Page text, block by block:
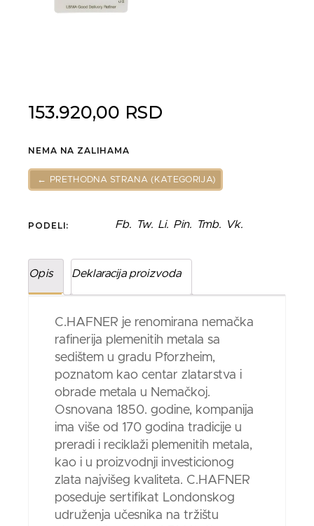
153.920,00 RSD
NEMA NA ZALIHAMA
← PRETHODNA STRANA (KATEGORIJA)
PODELI: Fb. Tw. Li. Pin. Tmb. Vk.
Opis Deklaracija proizvoda
C.HAFNER je renomirana nemačka
rafinerija plemenitih metala sa
sedištem u gradu Pforzheim,
poznatom kao centar zlatarstva i
obrade metala u Nemačkoj.
Osnovana 1850. godine, kompanija
ima više od 170 godina tradicije u
preradi i reciklaži plemenitih metala,
kao i u proizvodnji investicionog
zlata najvišeg kvaliteta. C.HAFNER
poseduje sertifikat Londonskog
udruženja učesnika na tržištu